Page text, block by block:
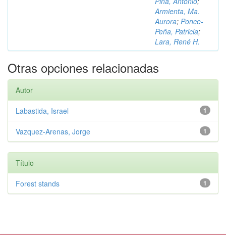
Armienta, Ma.
Aurora; Ponce-
Peña, Patricia;
Lara, René H.
Otras opciones relacionadas
Autor
1
Labastida, Israel
1
Vazquez-Arenas, Jorge
Título
1
Forest stands